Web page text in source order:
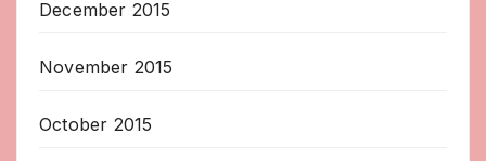
December 2015
November 2015
October 2015